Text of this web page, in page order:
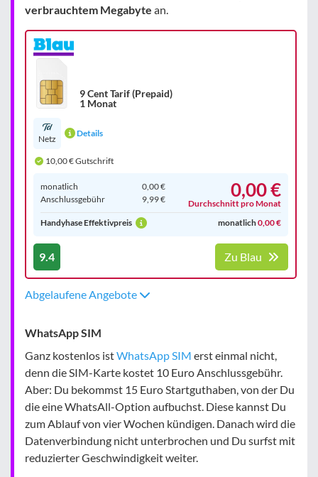
verbrauchtem Megabyte an.
9 Cent Tarif (Prepaid)
1 Monat
Netz
Details
10,00 € Gutschrift
monatlich
0,00 €
Anschluss­gebühr
9,99 € 0,00 €
Durchschnitt pro Monat
Handyhase Effektivpreis
monatlich0,00 €
9.4 Zu Blau
Abgelaufene Angebote
WhatsApp SIM
Ganz kostenlos istWhatsApp SIM erst einmal nicht,
denn die SIM-Karte kostet 10 Euro Anschlussgebühr.
Aber: Du bekommst 15 Euro Startguthaben, von der Du
die eine WhatsAll-Option aufbuchst. Diese kannst Du
zum Ablauf von vier Wochen kündigen. Danach wird die
Datenverbindung nicht unterbrochen und Du surfst mit
reduzierter Geschwindigkeit weiter.